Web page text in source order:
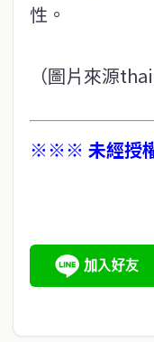
性。
（圖片來源
※※※ 未經授